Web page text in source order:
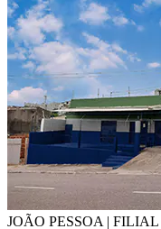
JOÃO PESSOA | FILIAL